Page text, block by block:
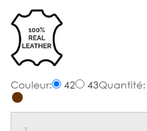
Boots 42 43